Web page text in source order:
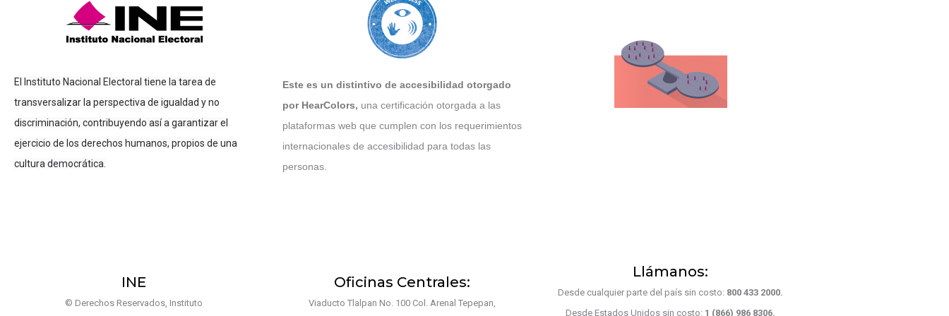
El Instituto Nacional Electoral tiene la tarea de
transversalizar la perspectiva de igualdad y no
discriminación, contribuyendo así a garantizar el
ejercicio de los derechos humanos, propios de una
cultura democrática.
Este es un distintivo de accesibilidad otorgado
por HearColors, una certificación otorgada a las
plataformas web que cumplen con los requerimientos
internacionales de accesibilidad para todas las
personas.
INE
© Derechos Reservados, Instituto
Oficinas Centrales:
Viaducto Tlalpan No. 100 Col. Arenal Tepepan,
Llámanos:
Desde cualquier parte del país sin costo: 800 433 2000.
Desde Estados Unidos sin costo: 1 (866) 986 8306.